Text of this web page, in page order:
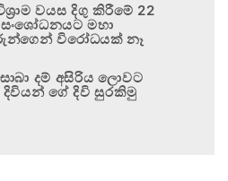
වයස දිගු කිරීමේ 22
සංශෝධනයට මහා
විරෝධයක් නෑ
දම් අසිරිය ලොවට
දිවියන් ගේ දිවි සුරකිමු